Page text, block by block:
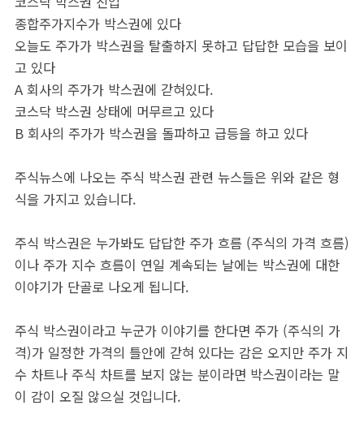
종합주가지수가 박스권에 있다
오늘도 주가가 박스권을 탈출하지 못하고 답답한 모습을 보이
고 있다
A 회사의 주가가 박스권에 갇혀있다.
코스닥 박스권 상태에 머무르고 있다
B 회사의 주가가 박스권을 돌파하고 급등을 하고 있다
주식뉴스에 나오는 주식 박스권 관련 뉴스들은 위와 같은 형
식을 가지고 있습니다.
주식 박스권은 누가봐도 답답한 주가 흐름 (주식의 가격 흐름)
이나 주가 지수 흐름이 연일 계속되는 날에는 박스권에 대한
이야기가 단골로 나오게 됩니다.
주식 박스권이라고 누군가 이야기를 한다면 주가 (주식의 가
격)가 일정한 가격의 틀안에 갇혀 있다는 감은 오지만 주가 지
수 차트나 주식 차트를 보지 않는 분이라면 박스권이라는 말
이 감이 오질 않으실 것입니다.